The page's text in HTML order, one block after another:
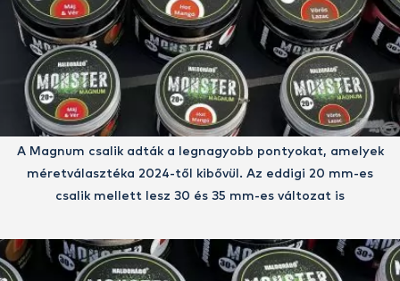
A Magnum csalik adták a legnagyobb pontyokat, amelyek
méretválasztéka 2024-től kibővül. Az eddigi 20 mm-es
csalik mellett lesz 30 és 35 mm-es változat is